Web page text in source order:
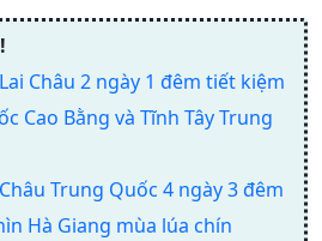
Châu 2 ngày 1 đêm tiết kiệm
Cao Bằng và Tĩnh Tây Trung
Trung Quốc 4 ngày 3 đêm
Hà Giang mùa lúa chín